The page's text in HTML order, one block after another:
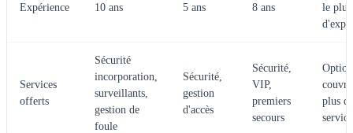
Expérience 10 ans 5 ans 8 ans
le plus
Services
offerts
Sécurité
incorporation,
surveillants,
gestion de
foule
Sécurité,
gestion
d'accès
Sécurité,
VIP,
premiers
secours
plus de